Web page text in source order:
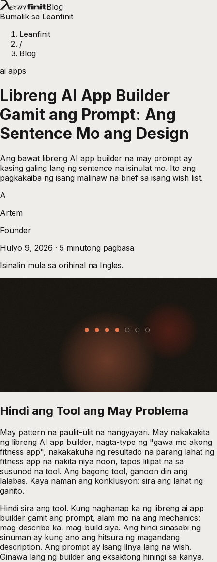
Blog
Bumalik sa Leanfinit
Leanfinit
/
Blog
ai apps
Libreng AI App Builder
Gamit ang Prompt: Ang
Sentence Mo ang Design
Ang bawat libreng AI app builder na may prompt ay
kasing galing lang ng sentence na isinulat mo. Ito ang
pagkakaiba ng isang malinaw na brief sa isang wish list.
A
Artem
Founder
Hulyo 9, 2026 · 5 minutong pagbasa
Isinalin mula sa orihinal na Ingles.
Hindi ang Tool ang May Problema
May pattern na paulit-ulit na nangyayari. May nakakakita
ng libreng AI app builder, nagta-type ng "gawa mo akong
fitness app", nakakakuha ng resultado na parang lahat ng
fitness app na nakita niya noon, tapos lilipat na sa
susunod na tool. Ang bagong tool, ganoon din ang
lalabas. Kaya naman ang konklusyon: sira ang lahat ng
ganito.
Hindi sira ang tool. Kung naghanap ka ng libreng ai app
builder gamit ang prompt, alam mo na ang mechanics:
mag-describe ka, mag-build siya. Ang hindi sinasabi ng
sinuman ay kung ano ang hitsura ng magandang
description. Ang prompt ay isang linya lang na wish.
Ginawa lang ng builder ang eksaktong hiningi sa kanya.